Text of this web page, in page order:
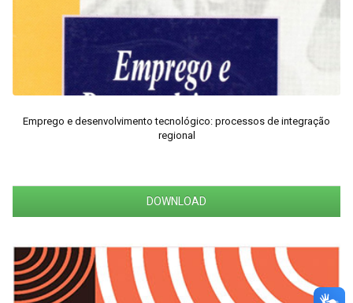
Emprego e desenvolvimento tecnológico: processos de integração
regional
DOWNLOAD